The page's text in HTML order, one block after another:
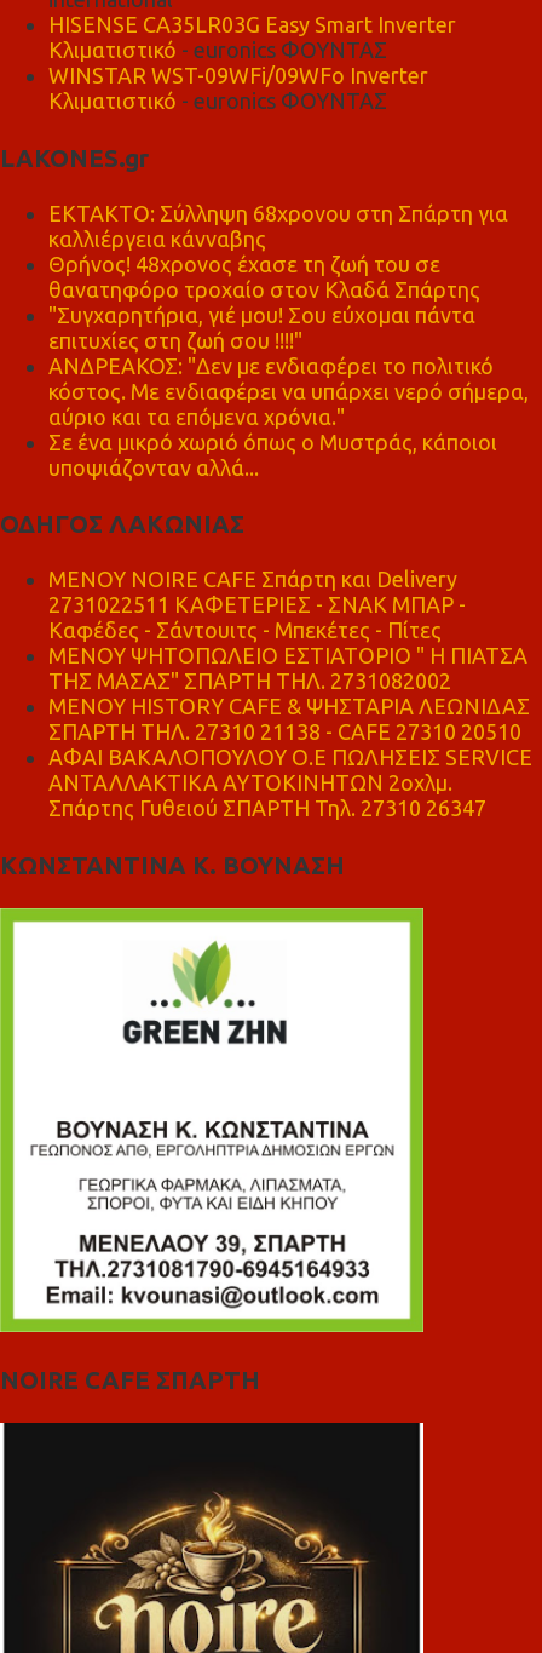
HISENSE CA35LR03G Easy Smart Inverter
Κλιματιστικό - euronics ΦΟΥΝΤΑΣ
WINSTAR WST-09WFi/09WFo Inverter
Κλιματιστικό - euronics ΦΟΥΝΤΑΣ
LAKONES.gr
ΕΚΤΑΚΤΟ: Σύλληψη 68χρονου στη Σπάρτη για
καλλιέργεια κάνναβης
Θρήνος! 48χρονος έχασε τη ζωή του σε
θανατηφόρο τροχαίο στον Κλαδά Σπάρτης
"Συγχαρητήρια, γιέ μου! Σου εύχομαι πάντα
επιτυχίες στη ζωή σου !!!!"
ΑΝΔΡΕΑΚΟΣ: "Δεν με ενδιαφέρει το πολιτικό
κόστος. Με ενδιαφέρει να υπάρχει νερό σήμερα,
αύριο και τα επόμενα χρόνια."
Σε ένα μικρό χωριό όπως ο Μυστράς, κάποιοι
υποψιάζονταν αλλά...
ΟΔΗΓΟΣ ΛΑΚΩΝΙΑΣ
MENOY NOIRE CAFE Σπάρτη και Delivery
2731022511 ΚΑΦΕΤΕΡΙΕΣ - ΣΝΑΚ ΜΠΑΡ -
Καφέδες - Σάντουιτς - Μπεκέτες - Πίτες
ΜΕΝΟΥ ΨΗΤΟΠΩΛΕΙΟ ΕΣΤΙΑΤΟΡΙΟ " Η ΠΙΑΤΣΑ
ΤΗΣ ΜΑΣΑΣ" ΣΠΑΡΤΗ ΤΗΛ. 2731082002
ΜΕΝΟΥ HISTORY CAFE & ΨΗΣΤΑΡΙΑ ΛΕΩΝΙΔΑΣ
ΣΠΑΡΤΗ ΤΗΛ. 27310 21138 - CAFE 27310 20510
ΑΦΑΙ ΒΑΚΑΛΟΠΟΥΛΟΥ Ο.Ε ΠΩΛΗΣΕΙΣ SERVICE
ΑΝΤΑΛΛΑΚΤΙΚΑ ΑΥΤΟΚΙΝΗΤΩΝ 2οχλμ.
Σπάρτης Γυθειού ΣΠΑΡΤΗ Τηλ. 27310 26347
ΚΩΝΣΤΑΝΤΙΝΑ Κ. ΒΟΥΝΑΣΗ
NOIRE CAFE ΣΠΑΡΤΗ